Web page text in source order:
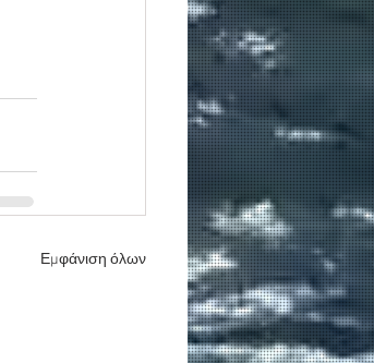
Εμφάνιση όλων